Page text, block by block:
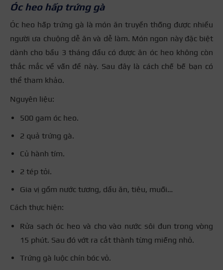
Óc heo hấp trứng gà
Óc heo hấp trứng gà là món ăn truyền thống được nhiều
người ưa chuộng dễ ăn và dễ làm. Món ngon này đặc biệt
dành cho bầu 3 tháng đầu có được ăn óc heo không còn
thắc mắc về vấn đề này. Sau đây là cách chế bế bạn có
thể tham khảo.
Nguyên liệu:
500 gam óc heo.
2 quả trứng gà.
Củ hành tím.
2 tép tỏi.
Gia vị gồm nước tương, dầu ăn, tiêu, muối…
Cách thực hiện:
Rửa sạch óc heo và cho vào nước sôi đun trong vòng
15 phút. Sau đó vớt ra cắt thành từng miếng nhỏ.
Trứng gà luộc chín bóc vỏ.